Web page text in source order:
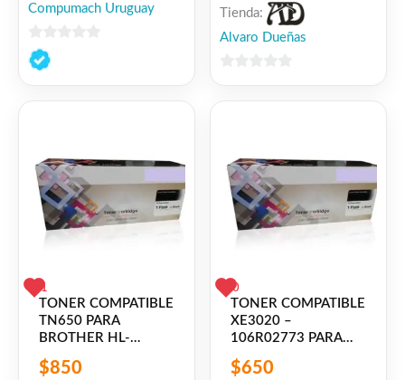
Compumach Uruguay
0
de
Tienda:
Alvaro Dueñas
1
TONER COMPATIBLE
TN650 PARA
BROTHER HL-
8070/8080/8085/MFC-
$850
0
TONER COMPATIBLE
XE3020 –
106R02773 PARA
3020 /
$650